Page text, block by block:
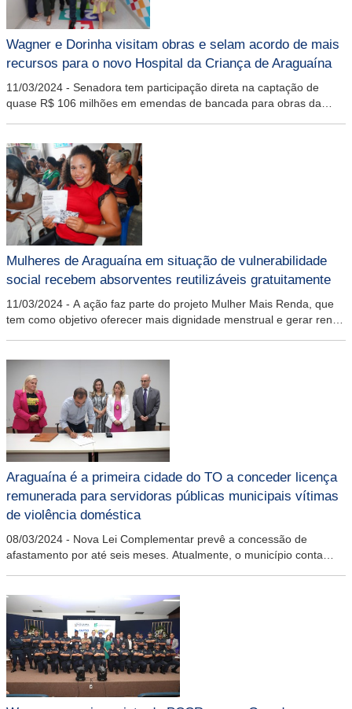
Wagner e Dorinha visitam obras e selam acordo de mais
recursos para o novo Hospital da Criança de Araguaína
11/03/2024 - Senadora tem participação direta na captação de
quase R$ 106 milhões em emendas de bancada para obras da
Mulheres de Araguaína em situação de vulnerabilidade
social recebem absorventes reutilizáveis gratuitamente
11/03/2024 - A ação faz parte do projeto Mulher Mais Renda, que
tem como objetivo oferecer mais dignidade menstrual e gerar renda
Araguaína é a primeira cidade do TO a conceder licença
remunerada para servidoras públicas municipais vítimas
de violência doméstica
08/03/2024 - Nova Lei Complementar prevê a concessão de
afastamento por até seis meses. Atualmente, o município conta